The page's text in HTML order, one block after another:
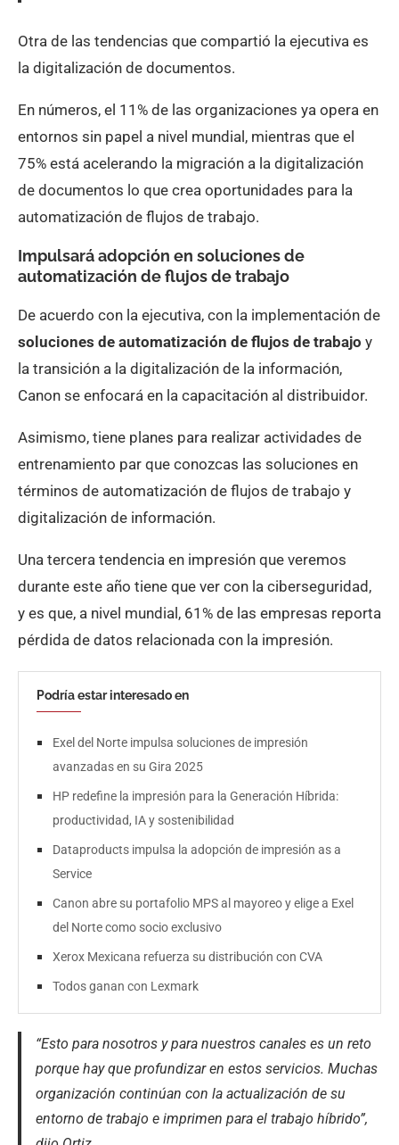
Otra de las tendencias que compartió la ejecutiva es
la digitalización de documentos.
En números, el 11% de las organizaciones ya opera en
entornos sin papel a nivel mundial, mientras que el
75% está acelerando la migración a la digitalización
de documentos lo que crea oportunidades para la
automatización de flujos de trabajo.
Impulsará adopción en soluciones de
automatización de flujos de trabajo
De acuerdo con la ejecutiva, con la implementación de
soluciones de automatización de flujos de trabajo y
la transición a la digitalización de la información,
Canon se enfocará en la capacitación al distribuidor.
Asimismo, tiene planes para realizar actividades de
entrenamiento par que conozcas las soluciones en
términos de automatización de flujos de trabajo y
digitalización de información.
Una tercera tendencia en impresión que veremos
durante este año tiene que ver con la ciberseguridad,
y es que, a nivel mundial, 61% de las empresas reporta
pérdida de datos relacionada con la impresión.
Podría estar interesado en
Exel del Norte impulsa soluciones de impresión
avanzadas en su Gira 2025
HP redefine la impresión para la Generación Híbrida:
productividad, IA y sostenibilidad
Dataproducts impulsa la adopción de impresión as a
Service
Canon abre su portafolio MPS al mayoreo y elige a Exel
del Norte como socio exclusivo
Xerox Mexicana refuerza su distribución con CVA
Todos ganan con Lexmark
“Esto para nosotros y para nuestros canales es un reto
porque hay que profundizar en estos servicios. Muchas
organización continúan con la actualización de su
entorno de trabajo e imprimen para el trabajo híbrido”,